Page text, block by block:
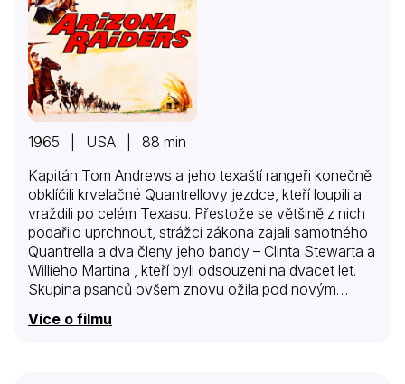
1965 | USA | 88 min
Kapitán Tom Andrews a jeho texaští rangeři konečně
obklíčili krvelačné Quantrellovy jezdce, kteří loupili a
vraždili po celém Texasu. Přestože se většině z nich
podařilo uprchnout, strážci zákona zajali samotného
Quantrella a dva členy jeho bandy – Clinta Stewarta a
Willieho Martina , kteří byli odsouzeni na dvacet let.
Skupina psanců ovšem znovu ožila pod novým
na území bez řádného policejního sboru, kde jim
Více o filmu